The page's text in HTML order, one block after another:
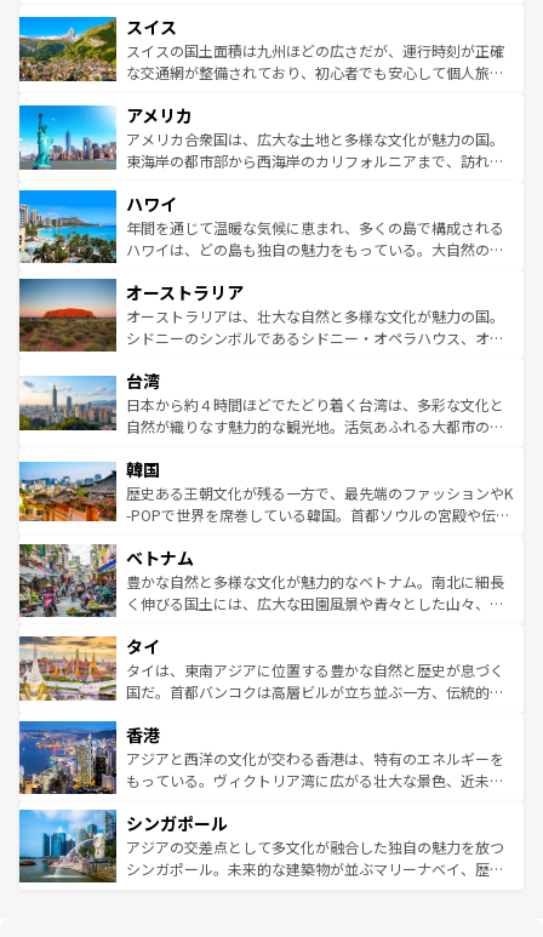
れる地方に足を運ぶとそれぞれで全く異なる文化を体験で
きるだろう。 なお、新着のフランス情報はコンテンツ一覧
を参照してほしい。
は、お酒好きな人にはぜひ体験してほしい。 なお、新着の
ドイツ情報はコンテンツ一覧を参照してほしい。
リアごとに異なる魅力がある。また、優雅なアフタヌーン
ティー、ビール好きにはたまらない英国パブ、サッカー観
戦など、本場だからこそできる体験も豊富。イギリスを旅
ンツ一覧を参照してほしい。
スイス
スイスの国土面積は九州ほどの広さだが、運行時刻が正確
な交通網が整備されており、初心者でも安心して個人旅行
の建物がそのまま残る町や、スイスならではのユニークな
博物館もあり、アルプス観光だけでなく町歩きも満喫する
ことができる。国民の所得が高いため物価も高いが、旅行
ば市内交通費無料で観光を楽しむこともできる。 なお、新
着のスイス情報はコンテンツ一覧 を参照してほしい。
アメリカ
アメリカ合衆国は、広大な土地と多様な文化が魅力の国。
東海岸の都市部から西海岸のカリフォルニアまで、訪れる
のような巨大都市は、観光、ショッピング、エンターテイ
ンメントが詰まった刺激的なスポットだ。一方、アメリカ
西部には大自然が広がり、グランドキャニオンやイエロー
部のニューオーリンズでは、音楽と美食が融合した独特の
文化が魅力。旅行者はアメリカの各地域で異なる魅力を楽
しみながら、その多様性と豊かな歴史を感じることができ
ならではの贅沢な旅のスタイルだ。 なお、新着のアメリカ
情報はコンテンツ一覧を参照してほしい。
ハワイ
年間を通じて温暖な気候に恵まれ、多くの島で構成される
ハワイは、どの島も独自の魅力をもっている。大自然の神
ワイ島は見逃せない。また、定番の観光地といえばオアフ
島だが、静かな自然を求めるならマウイ島やカウアイ島が
おすすめ。エメラルドグリーンに輝く海をはじめ、豊かな
れるおもてなしの心で訪れる人々を迎えてくれるハワイの
人々、おいしいローカルフードやハワイアンミュージッ
ク、伝統的なフラダンスなど、すべてがハワイの魅力を彩
ワイを、存分に味わってほしい。 なお、新着のハワイ情報
はコンテンツ一覧を参照してほしい。
オーストラリア
オーストラリアは、壮大な自然と多様な文化が魅力の国。
シドニーのシンボルであるシドニー・オペラハウス、オー
リアリーフや大陸中央部にそびえるウルル（エアーズロッ
ク）、タスマニアの美しい原生林やケアンズの熱帯雨林な
ど、見どころがたくさん。また、カフェやワイン、オージ
いる。アクティビティも充実しており、サーフィンやダイ
ビング、ハイキングなど、アウトドア好きにはたまらな
い。オーストラリアの多彩な魅力を存分に味わいつくそ
参照してほしい。
台湾
日本から約４時間ほどでたどり着く台湾は、多彩な文化と
自然が織りなす魅力的な観光地。活気あふれる大都市の台
ン）、静ひつな山岳地帯である台湾東部など、都市の喧騒
と山間の静けさが共存しており、訪れる人に新しい発見と
驚きをもたらしてくれる。また、奥深い台湾の食文化も魅
容にもいいと評判のスイーツなど、バラエティ豊かな料理
が味わえる。 なお、新着の台湾情報は コンテンツ一覧を参
照してほしい。
韓国
歴史ある王朝文化が残る一方で、最先端のファッションやK
-POPで世界を席巻している韓国。首都ソウルの宮殿や伝統
き、地方に足を延ばせば四季折々の自然美を楽しむことが
できる。そして、キムチや焼肉、絶品のストリートフード
まで、さまざまな韓国料理が待っている。夜には、韓国な
リティに包まれながら、韓国の多彩な魅力を心ゆくまで味
わってみてほしい。 なお、新着の韓国情報はコンテンツ一
覧を参照してほしい。
ベトナム
豊かな自然と多様な文化が魅力的なベトナム。南北に細長
く伸びる国土には、広大な田園風景や青々とした山々、世
急速な発展と共に伝統が息づく。ハノイの古い町並みやホ
ーチミン市のフランス統治時代の建物も、独特の雰囲気を
醸し出している。また、バラエティの豊かさとおいしさで
とつ。フォーやバインミー、ベトナムコーヒーなどは、ぜ
ひ現地で味わいたい。どの地域を訪れてもあたたかい人々
が旅行者を迎えてくれるので、きっと忘れられない旅にな
参照してほしい。
タイ
タイは、東南アジアに位置する豊かな自然と歴史が息づく
国だ。首都バンコクは高層ビルが立ち並ぶ一方、伝統的な
の活気が交差している。北部ではチェンマイなどの山岳地
帯で自然と触れ合い、南部ではプーケットやクラビの美し
いビーチでリゾート気分を楽しむことができる。タイ料理
激する。気候は一年中温暖で、どの季節にも異なる楽しみ
が待っている。親しみやすいタイの人々、仏教を中心とし
た文化、そして多様な観光資源が、訪れる旅人を魅了し続
香港
アジアと西洋の文化が交わる香港は、特有のエネルギーを
もっている。ヴィクトリア湾に広がる壮大な景色、近未来
み、どこを訪れても感動するはず。観光スポットが密集し
ており、効率よく見どころを回れるのも魅力。息をのむよ
うな絶景から文化的な体験まで、香港を存分に楽しみ尽く
シンガポール
アジアの交差点として多文化が融合した独自の魅力を放つ
シンガポール。未来的な建築物が並ぶマリーナベイ、歴史